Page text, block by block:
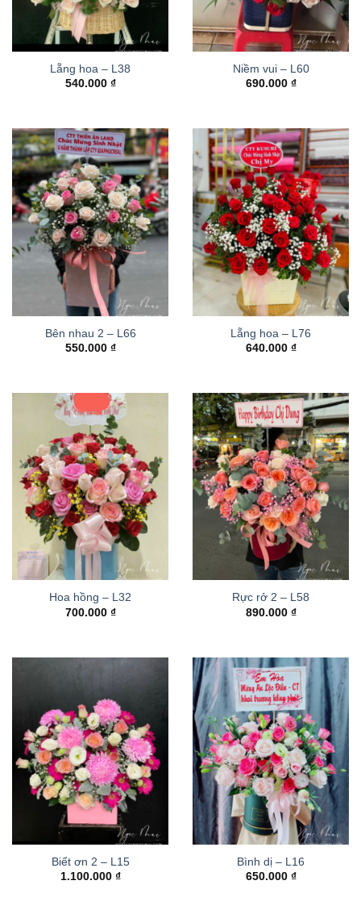
Lẵng hoa – L38
540.000 ₫
Niềm vui – L60
690.000 ₫
Bên nhau 2 – L66
550.000 ₫
Lẵng hoa – L76
640.000 ₫
Hoa hồng – L32
700.000 ₫
Rực rở 2 – L58
890.000 ₫
Biết ơn 2 – L15
1.100.000 ₫
Bình dị – L16
650.000 ₫